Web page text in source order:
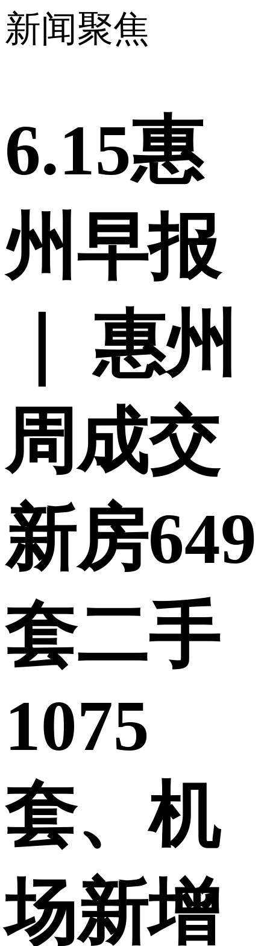
新闻聚焦
6.15惠
州早报
｜ 惠州
周成交
新房649
套二手
1075
套、机
场新增